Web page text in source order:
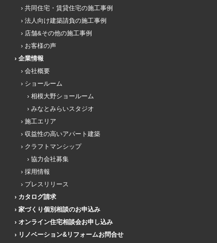
共同住宅・賃貸住宅の施工事例
法人向け建築請負の施工事例
店舗&その他の施工事例
お客様の声
企業情報
会社概要
ショールーム
相模大野ショールーム
みなとみらいスタジオ
施工エリア
収益性の高いアパート建築
クラフトマンシップ
協力会社募集
採用情報
プレスリリース
カタログ請求
家づくり個別相談のお申込み
オンライン住宅相談会お申し込み
リノベーション&リフォームお問合せ